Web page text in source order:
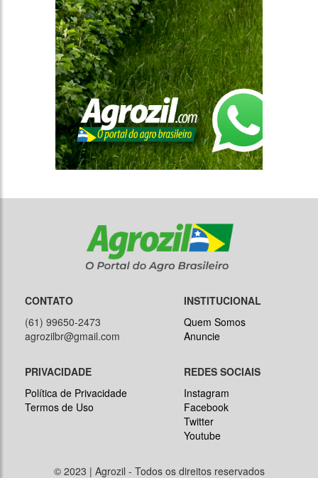
CONTATO
(61) 99650-2473
agrozilbr@gmail.com
INSTITUCIONAL
Quem Somos
Anuncie
PRIVACIDADE
Política de Privacidade
Termos de Uso
REDES SOCIAIS
Instagram
Facebook
Twitter
Youtube
© 2023 | Agrozil - Todos os direitos reservados